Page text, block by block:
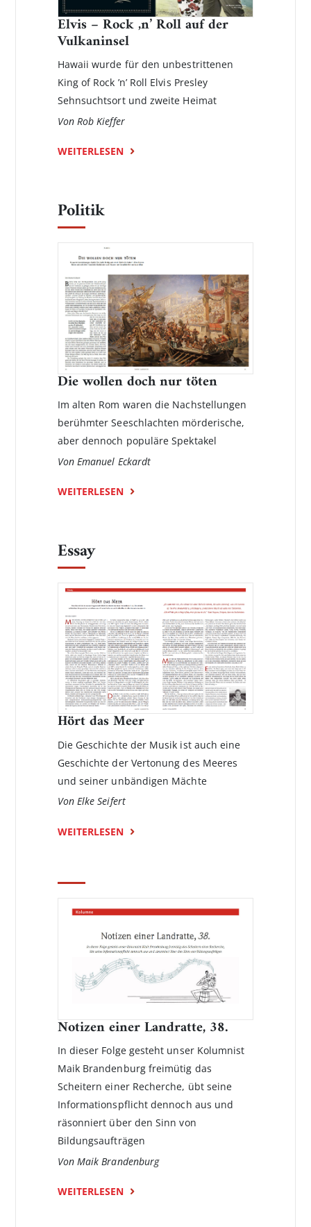
Elvis – Rock ‚n’ Roll auf der
Vulkaninsel
Hawaii wurde für den unbestrittenen
King of Rock ’n’ Roll Elvis Presley
Sehnsuchtsort und zweite Heimat
Von Rob Kieffer
WEITERLESEN
Politik
Die wollen doch nur töten
Im alten Rom waren die Nachstellungen
berühmter Seeschlachten mörderische,
aber dennoch populäre Spektakel
Von Emanuel Eckardt
WEITERLESEN
Essay
Hört das Meer
Die Geschichte der Musik ist auch eine
Geschichte der Vertonung des Meeres
und seiner unbändigen Mächte
Von Elke Seifert
WEITERLESEN
Notizen einer Landratte, 38.
In dieser Folge gesteht unser Kolumnist
Maik Brandenburg freimütig das
Scheitern einer Recherche, übt seine
Informationspflicht dennoch aus und
räsonniert über den Sinn von
Bildungsaufträgen
Von Maik Brandenburg
WEITERLESEN